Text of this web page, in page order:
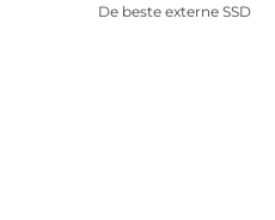
De beste externe SSD